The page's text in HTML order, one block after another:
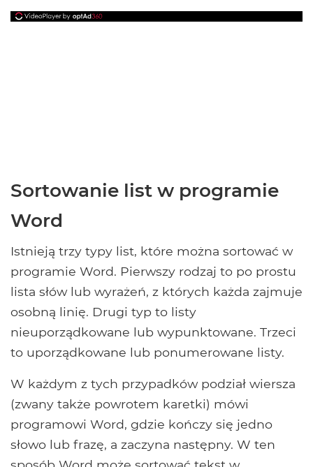
Sortowanie list w programie
Word
Istnieją trzy typy list, które można sortować w
programie Word. Pierwszy rodzaj to po prostu
lista słów lub wyrażeń, z których każda zajmuje
osobną linię. Drugi typ to listy
nieuporządkowane lub wypunktowane. Trzeci
to uporządkowane lub ponumerowane listy.
W każdym z tych przypadków podział wiersza
(zwany także powrotem karetki) mówi
programowi Word, gdzie kończy się jedno
słowo lub frazę, a zaczyna następny. W ten